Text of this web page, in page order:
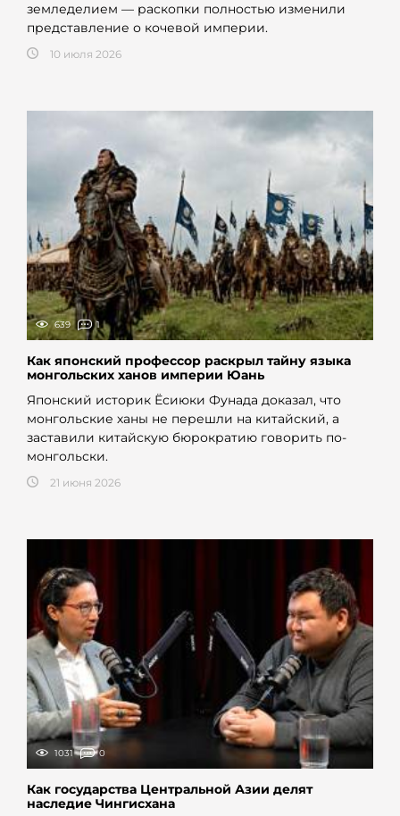
земледелием — раскопки полностью изменили
представление о кочевой империи.
10 июля 2026
639 1
Как японский профессор раскрыл тайну языка
монгольских ханов империи Юань
Японский историк Ёсиюки Фунада доказал, что
монгольские ханы не перешли на китайский, а
заставили китайскую бюрократию говорить по-
монгольски.
21 июня 2026
1031 0
Как государства Центральной Азии делят
наследие Чингисхана